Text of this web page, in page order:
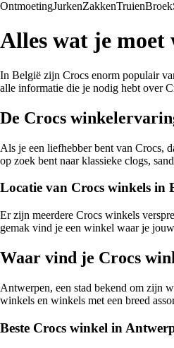
OntmoetingJurkenZakkenTruienBroek
Alles wat je moet
In België zijn Crocs enorm populair
alle informatie die je nodig hebt over
De Crocs
Als je een liefhebber bent van Crocs,
op zoek bent naar klassieke clogs,
Locatie van Crocs winkels in
Er zijn meerdere Crocs winkels
gemak vind je een winkel waar je
Waar vind je Crocs
Antwerpen, een stad bekend om zijn
winkels en winkels met een breed
Beste Crocs winkel in